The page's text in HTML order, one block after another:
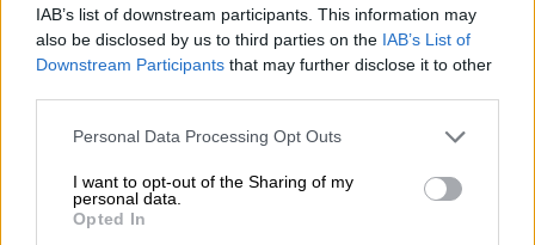
IAB’s list of downstream participants. This information may
also be disclosed by us to third parties on the IAB’s List of
Downstream Participants that may further disclose it to other
Please note that this website/app uses one or more Google
not limited to your visit or usage behaviour. You may click to
grant or deny consent to Google and its third-party tags to
use your data for below specified purposes in below Google
Personal Data Processing Opt Outs
I want to opt-out of the Sharing of my
personal data.
Opted In
29.06.2026 09:21
ΣΥΡΙΖΑ: Αλλαγή πλεύσης μετά την
«πόρτα» Τσίπρα - Έκτακτη συνεδρίαση
της ΚΕ